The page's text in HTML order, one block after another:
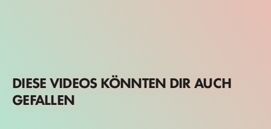
DIESE VIDEOS KÖNNTEN DIR AUCH
GEFALLEN